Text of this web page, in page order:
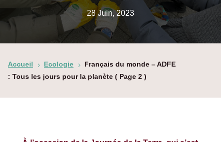
28 Juin, 2023
Accueil 5 Ecologie 5
Français du monde – ADFE
: Tous les jours pour la planète ( Page 2 )